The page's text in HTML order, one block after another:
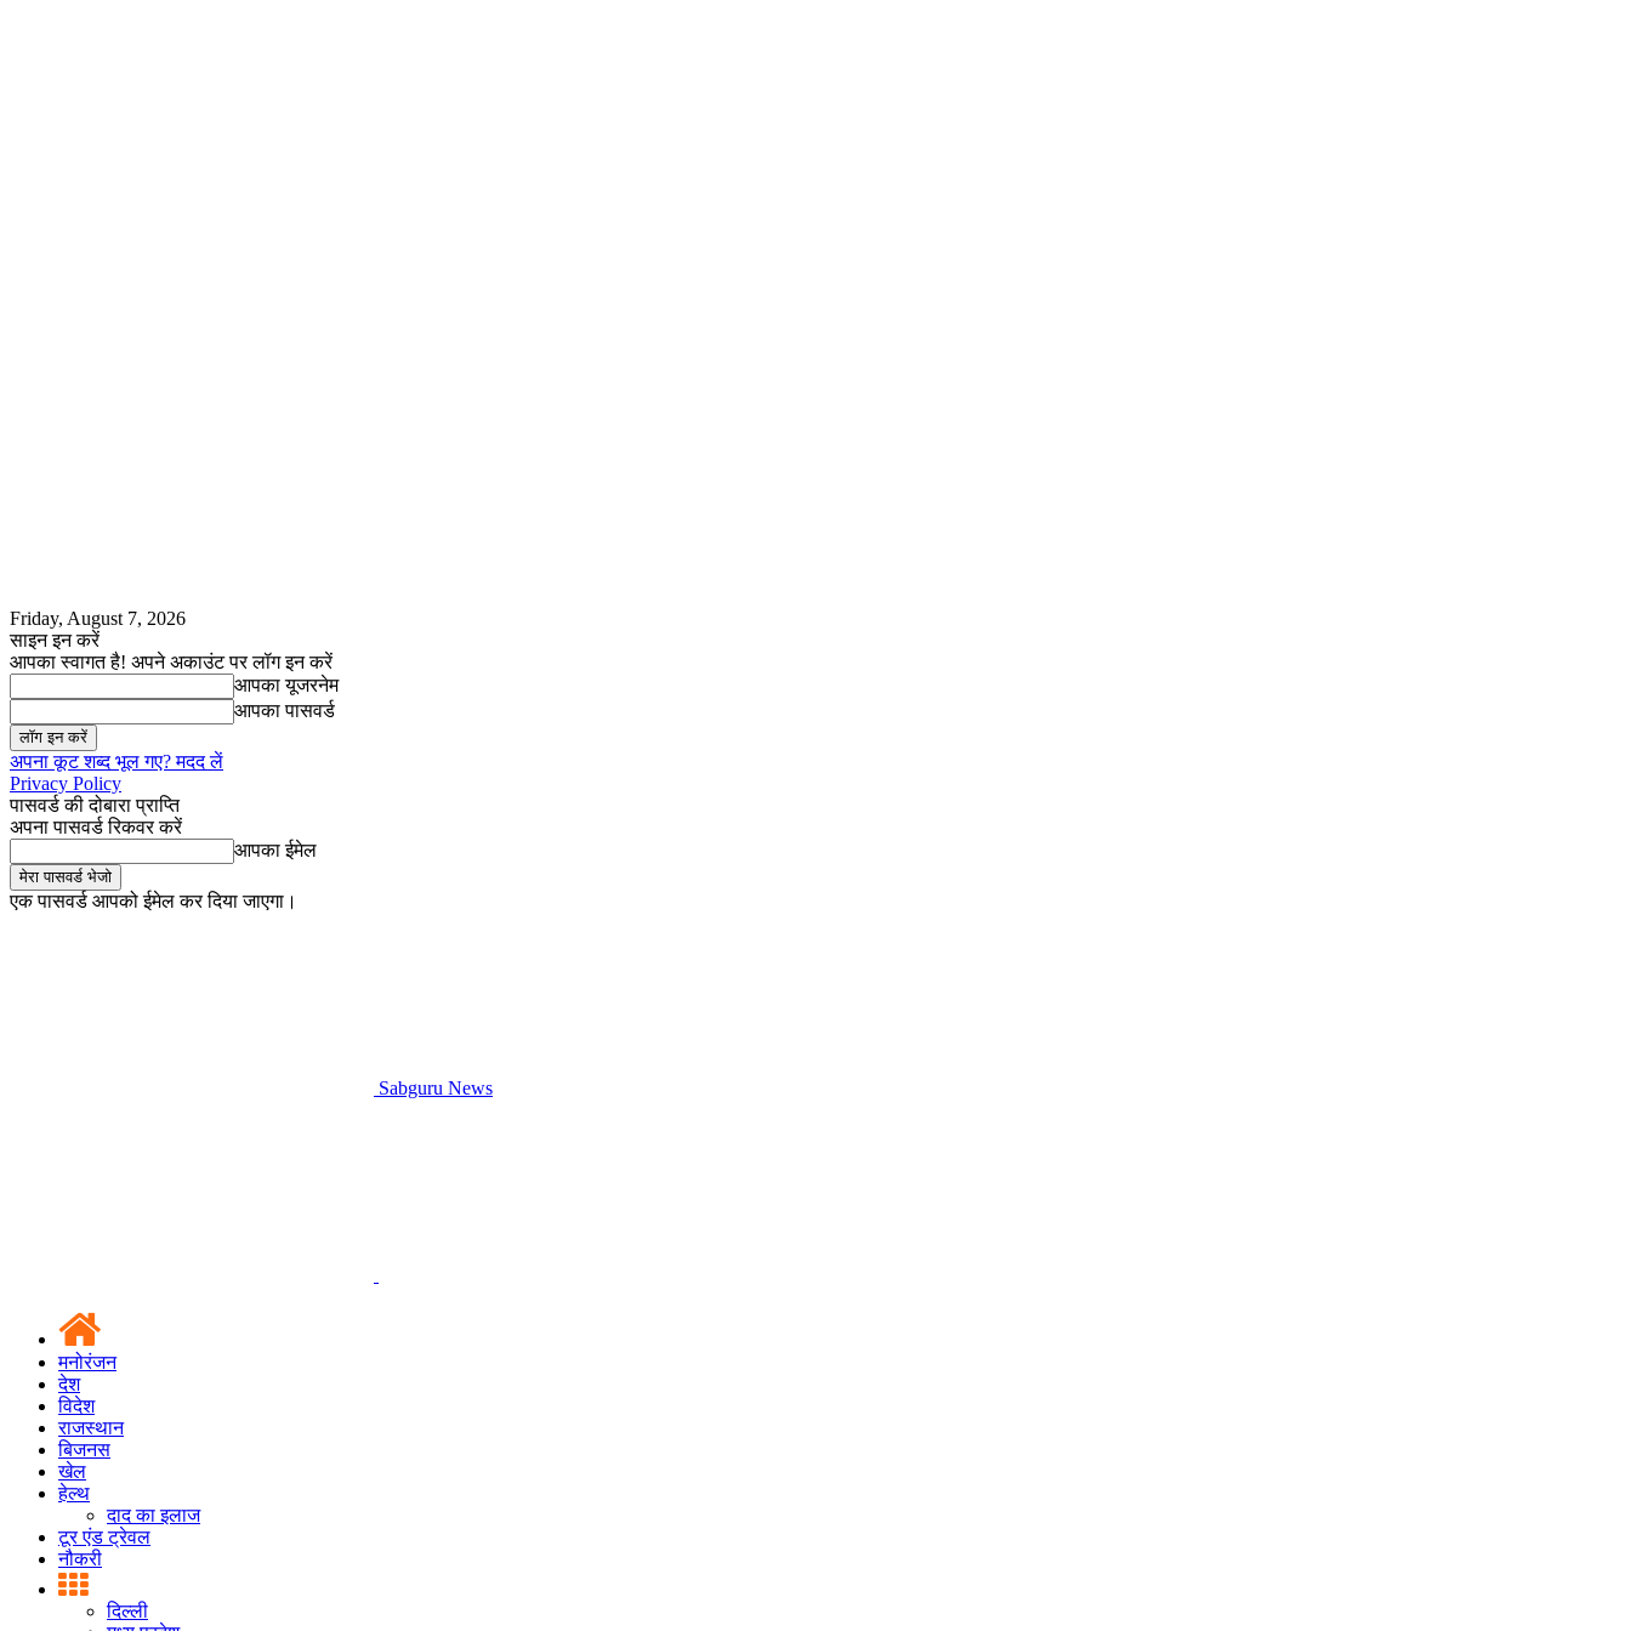
Friday, August 7, 2026
साइन इन करें
आपका स्वागत है! अपने अकाउंट पर लॉग इन करें
आपका यूजरनेम
आपका पासवर्ड
अपना कूट शब्द भूल गए? मदद लें
Privacy Policy
पासवर्ड की दोबारा प्राप्ति
अपना पासवर्ड रिकवर करें
आपका ईमेल
एक पासवर्ड आपको ईमेल कर दिया जाएगा।
Sabguru News
मनोरंजन
देश
विदेश
राजस्थान
बिजनस
खेल
हेल्थ
दाद का इलाज
टूर एंड ट्रेवल
नौकरी
दिल्ली